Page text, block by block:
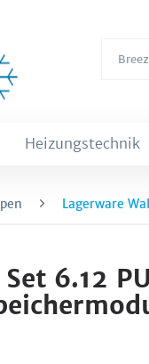
Heizungstechnik
Lagerware
6.12